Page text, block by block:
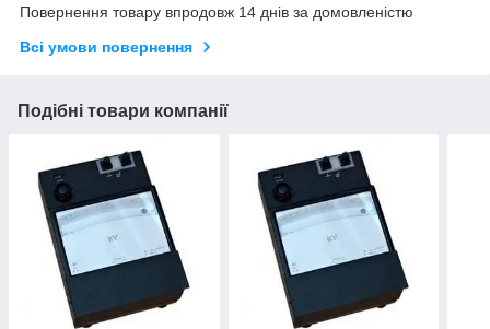
Повернення товару впродовж 14 днів за домовленістю
Всі умови повернення
Подібні товари компанії